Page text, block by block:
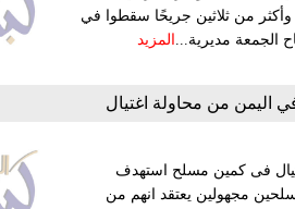
. وقال مسؤول أمني في منطقة الجبل الأخضر إن "نحو 25 قتيًلا وأكثر من ثلاثين جريحًا سقطوا في
الجمعة مديرية... المزيد
اليمن من محاولة اغتيال
فى كمين مسلح استهدف
مجهولين يعتقد انهم من